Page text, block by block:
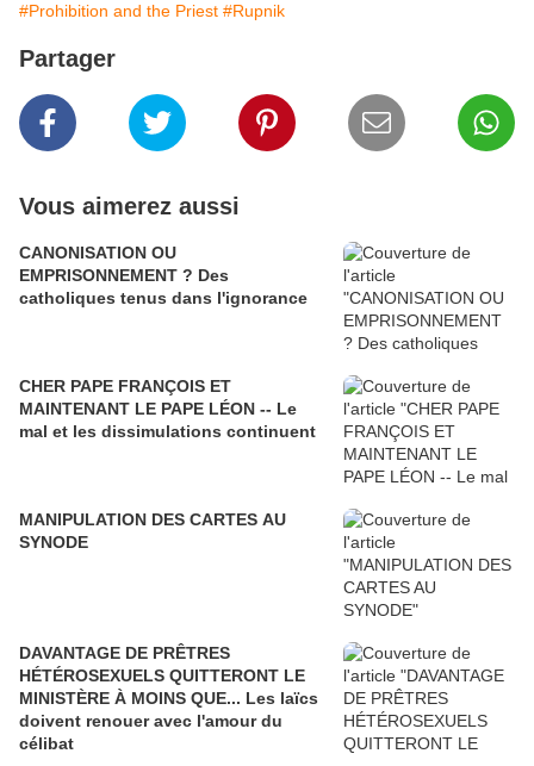
#Prohibition and the Priest #Rupnik
Partager
Vous aimerez aussi
CANONISATION OU
EMPRISONNEMENT ? Des
catholiques tenus dans l'ignorance
CHER PAPE FRANÇOIS ET
MAINTENANT LE PAPE LÉON -- Le
mal et les dissimulations continuent
MANIPULATION DES CARTES AU
SYNODE
DAVANTAGE DE PRÊTRES
HÉTÉROSEXUELS QUITTERONT LE
MINISTÈRE À MOINS QUE... Les laïcs
doivent renouer avec l'amour du
célibat